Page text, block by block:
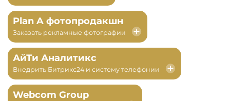
Plan A фотопродакшн
Заказать рекламные фотографии
АйТи Аналитикс
Внедрить Битрикс24 и систему телефонии
Webcom Group